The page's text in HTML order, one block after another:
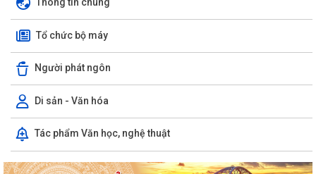
Tổ chức bộ máy
Người phát ngôn
Di sản - Văn hóa
Tác phẩm Văn học, nghệ thuật
QUYẾT SỐ 22/2026/NQ-HĐND, NGÀY 28/7/2026...
Công văn tham gia ý kiến dự thảo Nghị quyết của Hội đồng nhân dân